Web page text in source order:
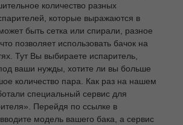
количество разных
которые выражаются в
быть сетка или спирали, разное
позволяет использовать бачок на
Тут Вы выбираете испаритель,
ваши нужды, хотите ли вы больше
количество пара. Как раз на нашем
специальный сервис для
Перейдя по ссылке в
модель вашего бака, а сервис